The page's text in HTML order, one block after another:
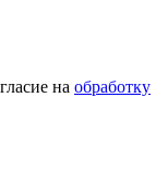
на обработку